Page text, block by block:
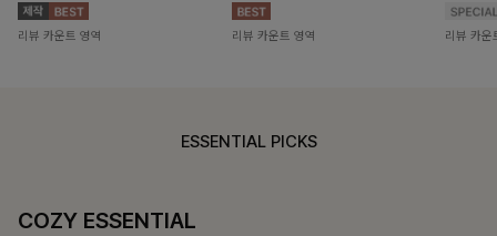
리뷰 카운트 영역 리뷰 카운트 영역 리뷰 카운
ESSENTIAL PICKS
COZY ESSENTIAL